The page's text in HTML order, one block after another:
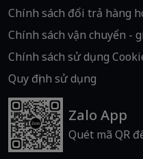
Chính sách đổi trả hàng
Chính sách vận chuyển -
Chính sách sử dụng
Quy định sử dụng
Zalo App
Quét mã QR